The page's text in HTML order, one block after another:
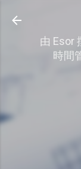
由 Esor
時間